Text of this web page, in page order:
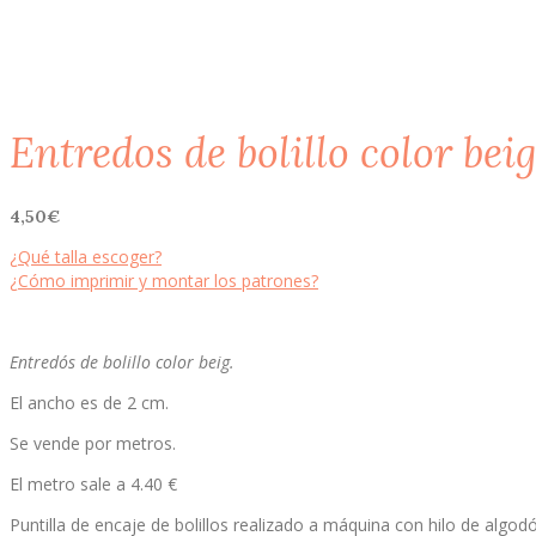
Entredos de bolillo color
4,50€
¿Qué talla escoger?
¿Cómo imprimir y montar los patrones?
Entredós de bolillo color beig.
El ancho es de 2 cm.
Se vende por metros.
El metro sale a 4.40 €
Puntilla de encaje de bolillos realizado a máquina con hilo de